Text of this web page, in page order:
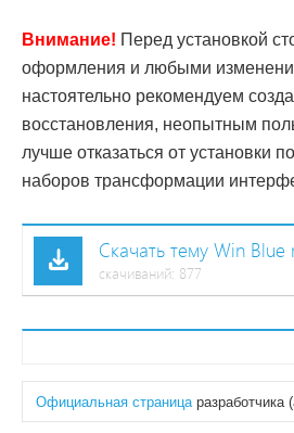
Внимание! Перед установкой
оформления и любыми
настоятельно рекомендуем
восстановления, неопытным
лучше отказаться от установки
наборов трансформации
Скачать тему Win Blue
cкачиваний: 877
Официальная страница разработчика